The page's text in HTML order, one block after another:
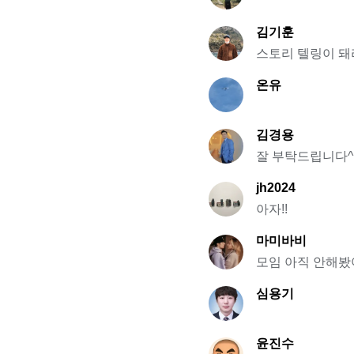
김기훈
스토리 텔링이 돼
온유
김경용
잘 부탁드립니다
jh2024
아자!!
마미바비
모임 아직 안해봤
심용기
윤진수